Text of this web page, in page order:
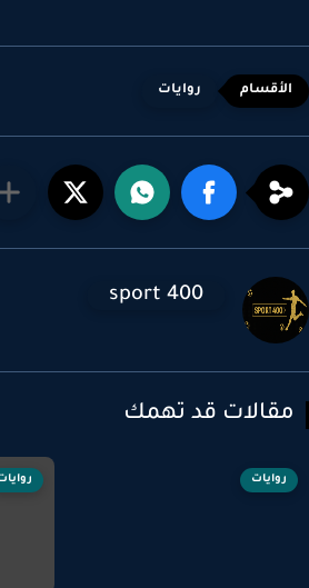
روايات
sport 400
قد تهمك
روايات روايات